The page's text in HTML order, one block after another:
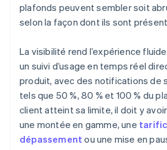
plafonds peuvent sembler soit
selon la façon dont ils sont
La visibilité rend l’expérience
un suivi d’usage en temps réel
produit, avec des notifications de
tels que 50 %, 80 % et 100 % du
client atteint sa limite, il doit y
une montée en gamme, une
dépassement ou une mise en